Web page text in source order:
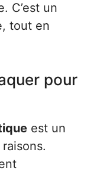
C’est un
tout en
pour
est un